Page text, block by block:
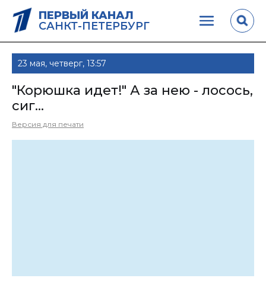
ПЕРВЫЙ КАНАЛ
САНКТ-ПЕТЕРБУРГ
23 мая, четверг, 13:57
"Корюшка идет!" А за нею - лосось,
сиг...
Версия для печати